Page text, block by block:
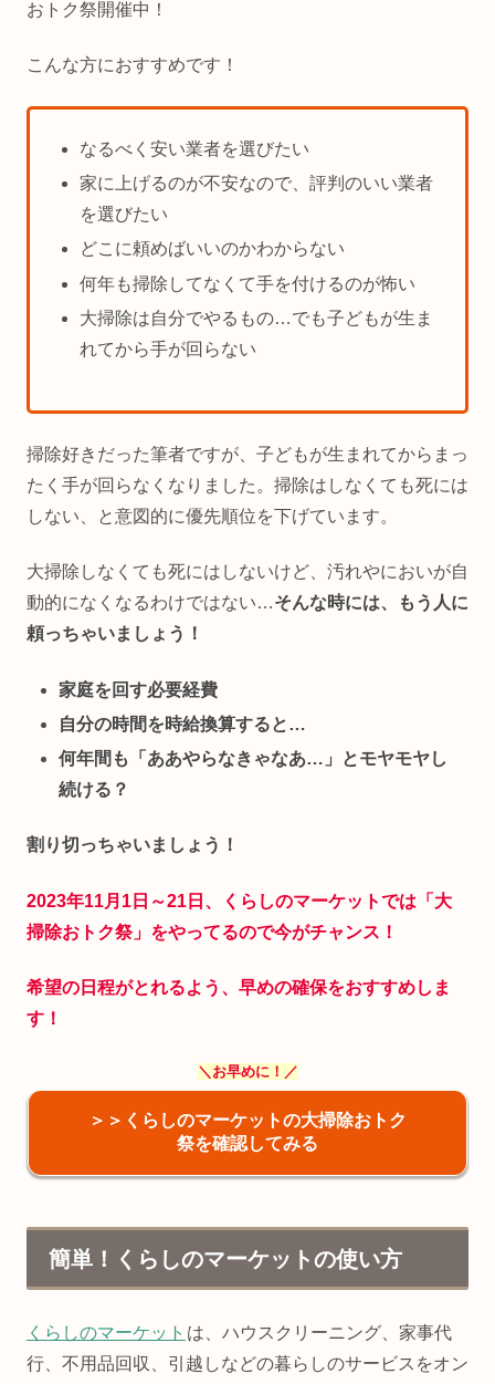
おトク祭開催中！
こんな方におすすめです！
なるべく安い業者を選びたい
家に上げるのが不安なので、評判のいい業者
を選びたい
どこに頼めばいいのかわからない
何年も掃除してなくて手を付けるのが怖い
大掃除は自分でやるもの…でも子どもが生ま
れてから手が回らない
掃除好きだった筆者ですが、子どもが生まれてからまっ
たく手が回らなくなりました。掃除はしなくても死には
しない、と意図的に優先順位を下げています。
大掃除しなくても死にはしないけど、汚れやにおいが自
動的になくなるわけではない…そんな時には、もう人に
頼っちゃいましょう！
家庭を回す必要経費
自分の時間を時給換算すると…
何年間も「ああやらなきゃなあ…」とモヤモヤし
続ける？
割り切っちゃいましょう！
2023年11月1日～21日、くらしのマーケットでは「大
掃除おトク祭」をやってるので今がチャンス！
希望の日程がとれるよう、早めの確保をおすすめしま
す！
＼お早めに！／
＞＞くらしのマーケットの大掃除おトク
祭を確認してみる
簡単！くらしのマーケットの使い方
くらしのマーケット は、ハウスクリーニング、家事代
行、不用品回収、引越しなどの暮らしのサービスをオン